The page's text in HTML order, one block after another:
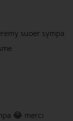
suoer sympa
😂 merci